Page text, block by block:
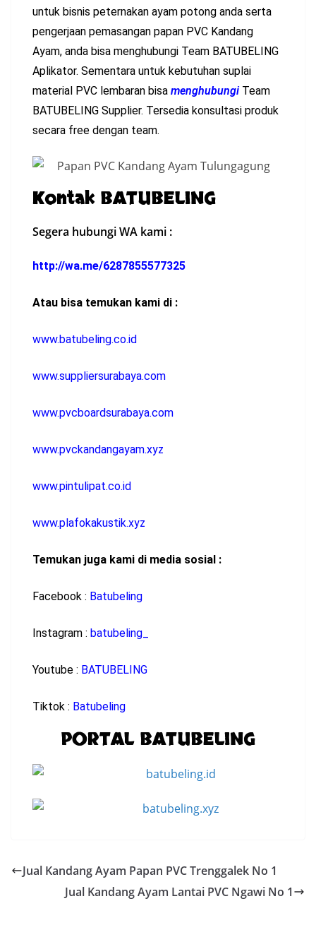
untuk bisnis peternakan ayam potong anda serta
pengerjaan pemasangan papan PVC Kandang
Ayam, anda bisa menghubungi Team BATUBELING
Aplikator. Sementara untuk kebutuhan suplai
material PVC lembaran bisa menghubungi Team
BATUBELING Supplier. Tersedia konsultasi produk
secara free dengan team.
Kontak BATUBELING
Segera hubungi WA kami :
http://wa.me/6287855577325
Atau bisa temukan kami di :
www.batubeling.co.id
www.suppliersurabaya.com
www.pvcboardsurabaya.com
www.pvckandangayam.xyz
www.pintulipat.co.id
www.plafokakustik.xyz
Temukan juga kami di media sosial :
Facebook : Batubeling
Instagram : batubeling_
Youtube : BATUBELING
Tiktok : Batubeling
PORTAL BATUBELING
Jual Kandang Ayam Papan PVC Trenggalek No 1
Jual Kandang Ayam Lantai PVC Ngawi No 1